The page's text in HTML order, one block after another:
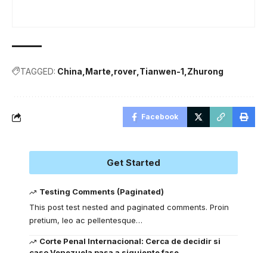
TAGGED: China Marte rover Tianwen-1 Zhurong
Facebook
Get Started
Testing Comments (Paginated)
This post test nested and paginated comments. Proin
pretium, leo ac pellentesque…
Corte Penal Internacional: Cerca de decidir si